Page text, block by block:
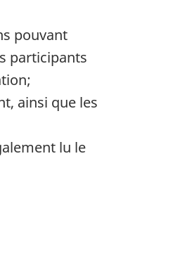
pouvant
participants
ainsi que les
lu le